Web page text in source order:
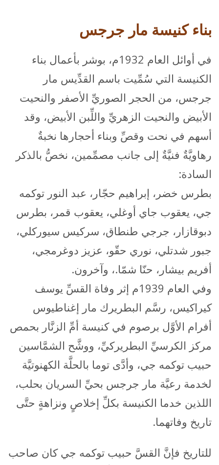
بناء كنيسة مار جرجس
في أوائل العام 1932م، بوشر بأعمال بناء
الكنيسة التي سُمِّيت باسم القدِّيس مار
جرجس، من الحجر الصوريِّ الأصفر والنحيت
الأبيض والنحيت الزهريِّ واللِّبن الأبيض، وقد
أسهم في نحت وقصِّ وبناء أحجارها نخبةٌ
رهاويَّةٌ فنيَّةٌ إلى جانب مصمِّمين، نخصُّ بالذكر
السادة:
بطرس خضر، إبراهيم حجّار، عبد النور توكمه
جي، يعقوب جاي أوغلي، يعقوب قمر، بطرس
دبوقازار، جرجي طنطاق، سركيس سيوركلي،
جبور شدتلي، نوري حقّو، عزيز دوغرمجي،
أفريم بيشار، حنّا شمّا.، وآخرون.
وفي العام 1939م إثر وفاة القسِّ يوسف
كيراكيس، رسَّم البطريرك مار إغناطيوس
أفرام الأوَّل برصوم في كنيسة أمِّ الزنَّار بحمص
مركز الكرسيِّ البطريركيِّ، ووشَّح الشمَّاسين
حبيب توكمه جي، وأدَّى توما بالحلَّة الكهنوتيَّة
لخدمة رعيَّة مار جرجس بحيِّ السريان بحلب،
اللذين خدما الكنيسة بكلِّ إخلاصٍ ونزاهةٍ حتَّى
تاريخ وفاتهما.
للتاريخ فإنَّ القسَّ حبيب توكمه جي كان صاحب